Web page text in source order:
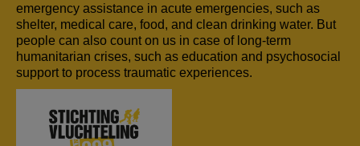
emergency assistance in acute emergencies, such as
shelter, medical care, food, and clean drinking water. But
people can also count on us in case of long-term
humanitarian crises, such as education and psychosocial
support to process traumatic experiences.